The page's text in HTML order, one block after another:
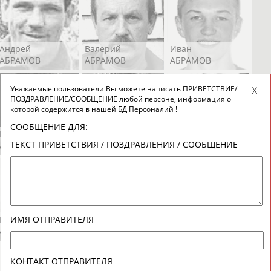
Андрей
АБРАМОВ
Валерий
АБРАМОВ
Иван
АБРАМОВ
Екатерина
АБРАМОВА
Ирина
АБРАМОВА
АБРАМОВА
Иракли
АБРАМЯН
Осеп
АБРАМЯН
АБРАРОВ
Уважаемые пользователи Вы можете написать ПРИВЕТСТВИЕ/
ПОЗДРАВЛЕНИЕ/СООБЩЕНИЕ любой персоне, информация о
которой содержится в нашей БД Персоналий !
СООБЩЕНИЕ ДЛЯ:
ТЕКСТ ПРИВЕТСТВИЯ / ПОЗДРАВЛЕНИЯ / СООБЩЕНИЕ
ИМЯ ОТПРАВИТЕЛЯ
КОНТАКТ ОТПРАВИТЕЛЯ